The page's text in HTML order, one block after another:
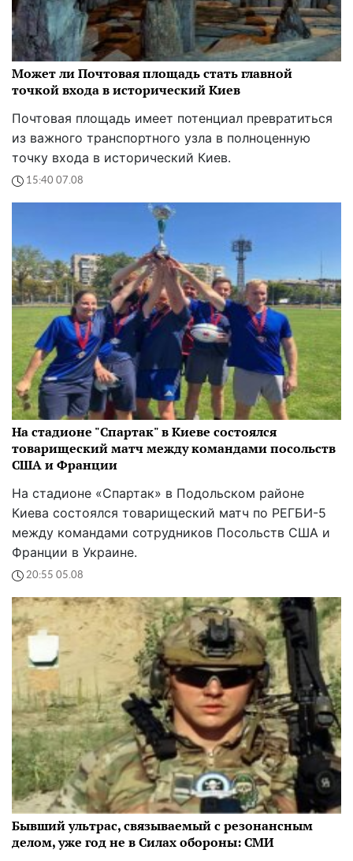
Может ли Почтовая площадь стать главной
точкой входа в исторический Киев
Почтовая площадь имеет потенциал превратиться
из важного транспортного узла в полноценную
точку входа в исторический Киев.
15:40 07.08
На стадионе "Спартак" в Киеве состоялся
товарищеский матч между командами посольств
США и Франции
На стадионе «Спартак» в Подольском районе
Киева состоялся товарищеский матч по РЕГБИ-5
между командами сотрудников Посольств США и
Франции в Украине.
20:55 05.08
Бывший ультрас, связываемый с резонансным
делом, уже год не в Силах обороны: СМИ